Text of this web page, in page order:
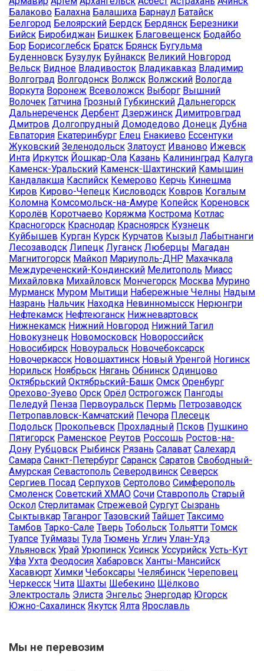
Балаково Балахна Балашиха Барнаул Батайск
Белгород Белоярский Бердск Бердянск Березники
Бийск Биробиджан Бишкек Благовещенск Бодайбо
Бор Борисоглебск Братск Брянск Бугульма
Буденновск Бузулук Буйнакск Великий Новгород
Вельск Видное Владивосток Владикавказ Владимир
Волгоград Волгодонск Волжск Волжский Вологда
Воркута Воронеж Всеволожск Выборг Вышний
Волочек Гатчина Грозный Губкинский Дальнегорск
Дальнереченск Дербент Дзержинск Димитровград
Дмитров Долгопрудный Домодедово Донецк Дубна
Евпатория Екатеринбург Елец Енакиево Ессентуки
Жуковский Зеленодольск Златоуст Иваново Ижевск
Инта Иркутск Йошкар-Ола Казань Калининград Калуга
Каменск-Уральский Каменск-Шахтинский Камышин
Кандалакша Каспийск Кемерово Керчь Кинешма
Киров Кирово-Чепецк Кисловодск Ковров Когалым
Коломна Комсомольск-на-Амуре Копейск Кореновск
Королёв Коротчаево Коряжма Кострома Котлас
Красногорск Краснодар Красноярск Кузнецк
Куйбышев Курган Курск Курчатов Кызыл Лабытнанги
Лесозаводск Липецк Луганск Люберцы Магадан
Магнитогорск Майкоп Мариуполь-ДНР Махачкала
Междуреченский-Кондинский Мелитополь Миасс
Михайловка Михайловск Мончегорск Москва Мурино
Мурманск Муром Мытищи Набережные Челны Надым
Назрань Нальчик Находка Невинномысск Нерюнгри
Нефтекамск Нефтеюганск Нижневартовск
Нижнекамск Нижний Новгород Нижний Тагил
Новокузнецк Новомосковск Новороссийск
Новосибирск Новоуральск Новочебоксарск
Новочеркасск Новошахтинск Новый Уренгой Ногинск
Норильск Ноябрьск Нягань Обнинск Одинцово
Октябрьский Октябрьский-Башк Омск Оренбург
Орехово-Зуево Орск Орёл Острогожск Пангоды
Пеледуй Пенза Первоуральск Пермь Петрозаводск
Петропавловск-Камчатский Печора Плесецк
Подольск Прокопьевск Прохладный Псков Пушкино
Пятигорск Раменское Реутов Россошь Ростов-на-
Дону Рубцовск Рыбинск Рязань Салават Салехард
Самара Санкт-Петербург Саранск Саратов Свободный-
Амурская Севастополь Северодвинск Северск
Сергиев Посад Серпухов Сертолово Симферополь
Смоленск Советский ХМАО Сочи Ставрополь Старый
Оскол Стерлитамак Стрежевой Сургут Сызрань
Сыктывкар Таганрог Тазовский Тайшет Таксимо
Тамбов Тарко-Сале Тверь Тобольск Тольятти Томск
Туапсе Туймазы Тула Тюмень Углич Улан-Удэ
Ульяновск Урай Урюпинск Усинск Уссурийск Усть-Кут
Уфа Ухта Феодосия Хабаровск Ханты-Мансийск
Хасавюрт Химки Чебоксары Челябинск Череповец
Черкесск Чита Шахты Шебекино Щёлково
Электросталь Элиста Энгельс Энергодар Югорск
Южно-Сахалинск Якутск Ялта Ярославль
Мы не перевозим